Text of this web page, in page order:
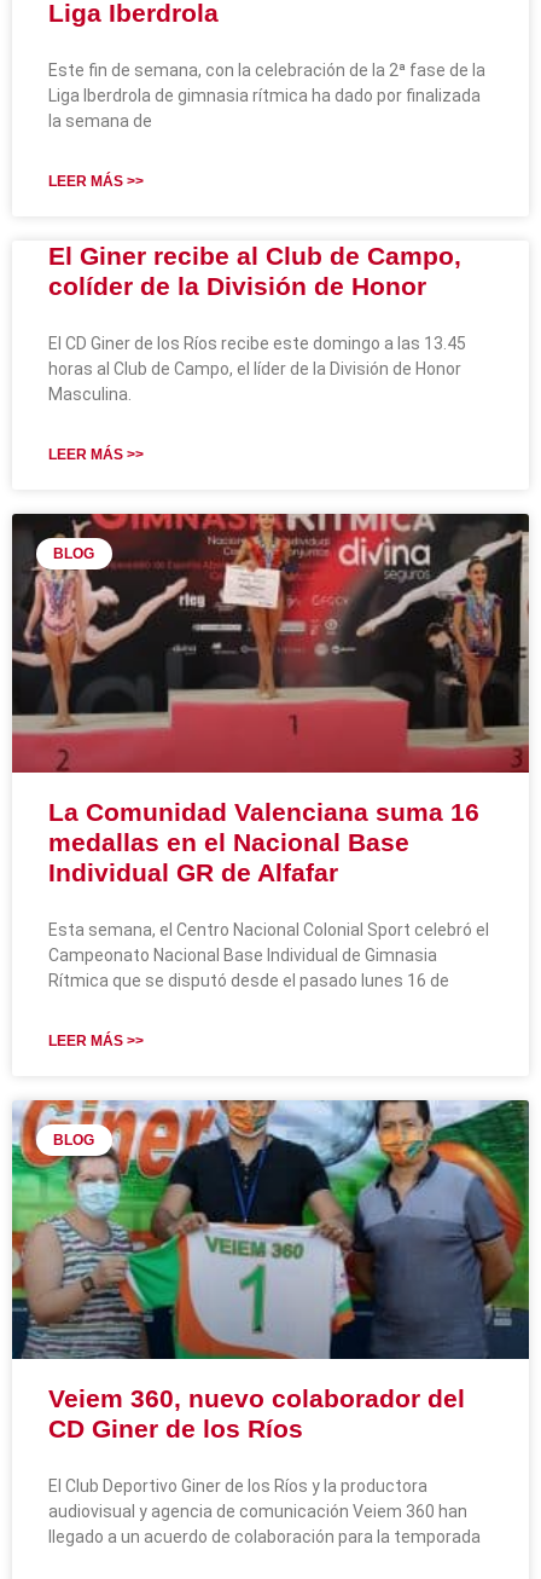
Liga Iberdrola
Este fin de semana, con la celebración de la 2ª fase de la
Liga Iberdrola de gimnasia rítmica ha dado por finalizada
la semana de
LEER MÁS >>
El Giner recibe al Club de Campo,
colíder de la División de Honor
El CD Giner de los Ríos recibe este domingo a las 13.45
horas al Club de Campo, el líder de la División de Honor
Masculina.
LEER MÁS >>
BLOG
La Comunidad Valenciana suma 16
medallas en el Nacional Base
Individual GR de Alfafar
Esta semana, el Centro Nacional Colonial Sport celebró el
Campeonato Nacional Base Individual de Gimnasia
Rítmica que se disputó desde el pasado lunes 16 de
LEER MÁS >>
BLOG
Veiem 360, nuevo colaborador del
CD Giner de los Ríos
El Club Deportivo Giner de los Ríos y la productora
audiovisual y agencia de comunicación Veiem 360 han
llegado a un acuerdo de colaboración para la temporada